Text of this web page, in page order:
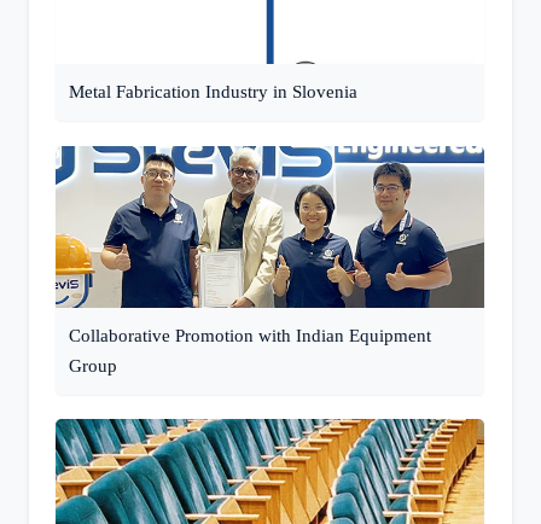
Metal Fabrication Industry in Slovenia
Collaborative Promotion with Indian Equipment
Group